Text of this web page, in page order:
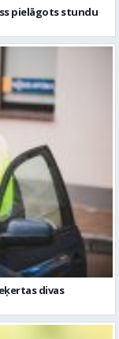
pielāgots stundu
divas